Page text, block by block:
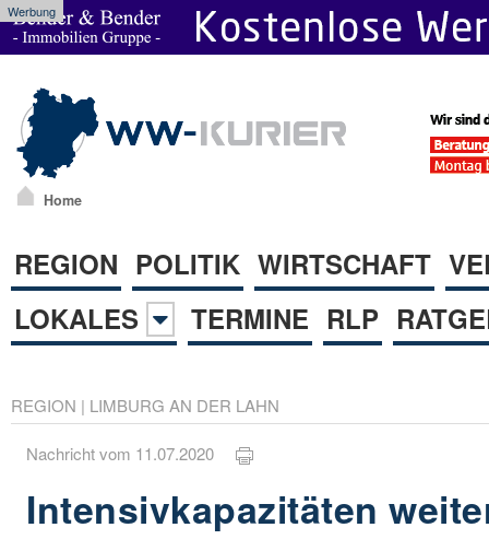
Werbung
Home
REGION POLITIK WIRTSCHAFT
LOKALES
TERMINE RLP
REGION | LIMBURG AN DER LAHN
Nachricht vom 11.07.2020
Intensivkapazitäten